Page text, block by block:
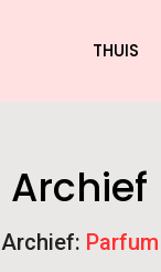
THUIS
Archief
Archief: Parfum